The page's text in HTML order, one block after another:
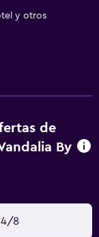
la entrada a
17 años sin la
y otros
de
By
8